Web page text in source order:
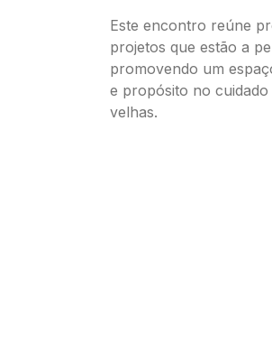
Este encontro reúne
projetos que estão a
promovendo um
e propósito no cuidado
velhas.